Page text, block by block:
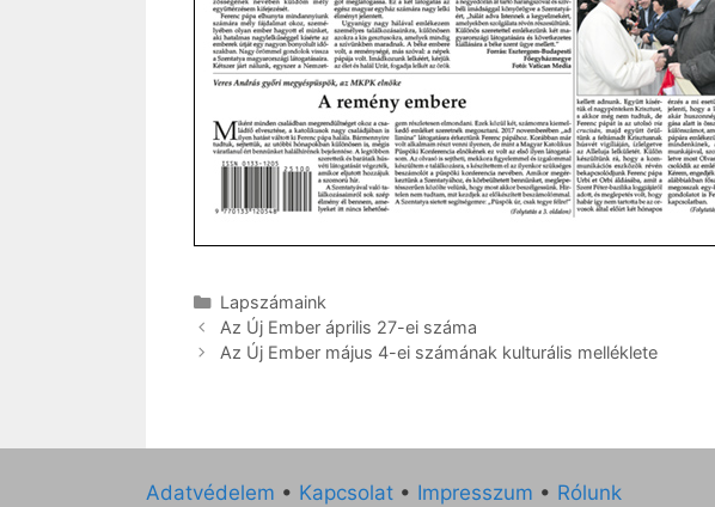
Kategória
Lapszámaink
Az Új Ember április 27-ei száma
Az Új Ember május 4-ei számának kulturális melléklete
Adatvédelem • Kapcsolat • Impresszum • Rólunk